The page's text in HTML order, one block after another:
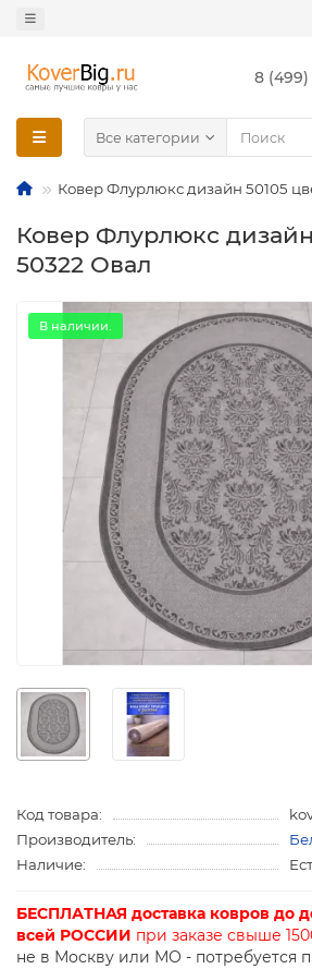
8 (499)
Все категории
Ковер Флурлюкс дизайн 50105
Ковер Флурлюкс дизайн
50322 Овал
В наличии.
Код товара:
Производитель:
Наличие:
БЕСПЛАТНАЯ доставка ковров до
всей РОССИИ при заказе свыше
не в Москву или МО - потребуется